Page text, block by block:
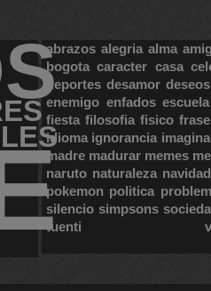
abrazos alegria alma
bogota caracter casa
deportes desamor deseos
enemigo enfados escuela
fiesta filosofia fisico
idioma ignorancia
madre madurar memes
naruto naturaleza navidad
pokemon politica
silencio simpsons
tuenti